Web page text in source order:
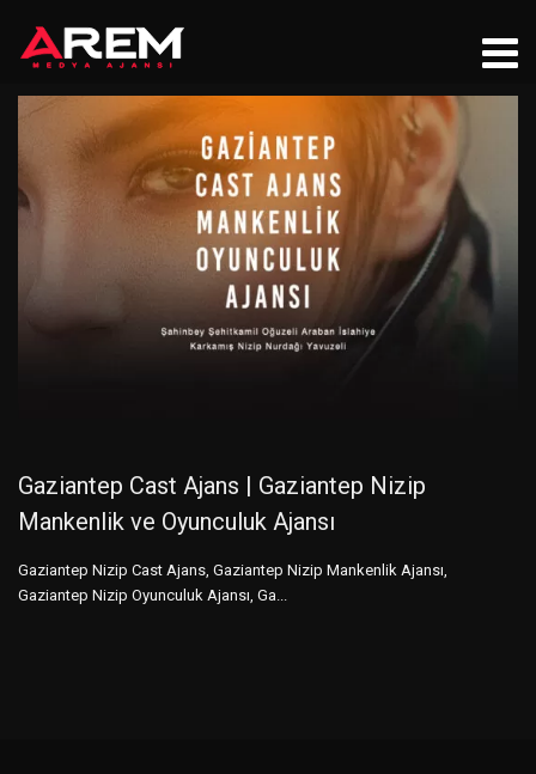
Gaziantep Cast Ajans | Gaziantep Nizip
Mankenlik ve Oyunculuk Ajansı
Gaziantep Nizip Cast Ajans, Gaziantep Nizip Mankenlik Ajansı,
Gaziantep Nizip Oyunculuk Ajansı, Ga...